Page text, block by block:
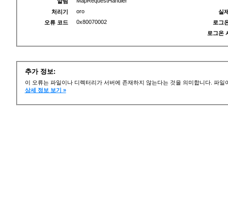
처리기
oro
오류 코드
0x80070002
실
로그
로그온
추가 정보:
이 오류는 파일이나 디렉터리가 서버에 존재하지 않는다는 것을 의미합니다. 파
상세 정보 보기 »